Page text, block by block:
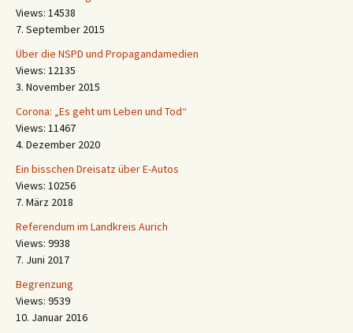
Views: 14538
7. September 2015
Über die NSPD und Propagandamedien
Views: 12135
3. November 2015
Corona: „Es geht um Leben und Tod“
Views: 11467
4. Dezember 2020
Ein bisschen Dreisatz über E-Autos
Views: 10256
7. März 2018
Referendum im Landkreis Aurich
Views: 9938
7. Juni 2017
Begrenzung
Views: 9539
10. Januar 2016